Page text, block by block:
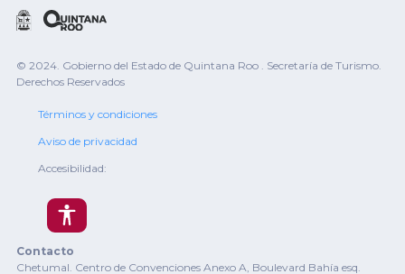
© 2024. Gobierno del Estado de Quintana Roo . Secretaría de Turismo.
Derechos Reservados
Términos y condiciones
Aviso de privacidad
Accesibilidad:
Contacto
Chetumal. Centro de Convenciones Anexo A, Boulevard Bahía esq.